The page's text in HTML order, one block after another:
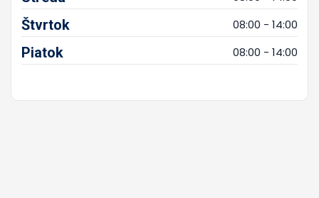
Štvrtok 08:00 - 14:00
Piatok 08:00 - 14:00